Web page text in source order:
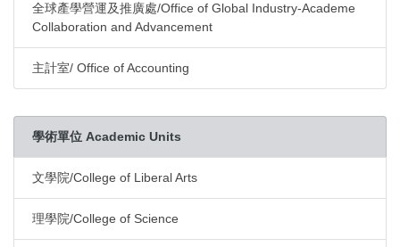
全球產學營運及推廣處/Office of Global Industry-Academe
Collaboration and Advancement
主計室/ Office of Accounting
學術單位 Academic Units
文學院/College of Liberal Arts
理學院/College of Science